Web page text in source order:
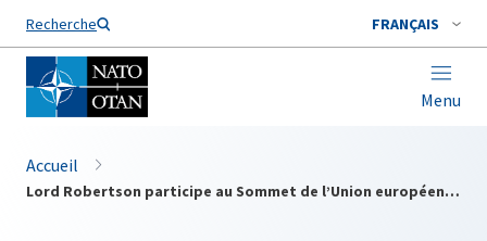
Recherche FRANÇAIS
Menu
Nom de famille*
Accueil
Lord Robertson participe au Sommet de l’Union européenne sur les Balkans et au forum économique mondial les 21 et 22 juin 2003